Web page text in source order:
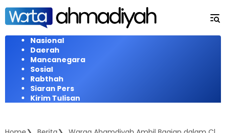
Langsung
konten
Nasional
Daerah
Mancanegara
Sosial
Rabthah
Siaran Pers
Kirim Tulisan